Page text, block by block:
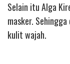
Selain itu Alga
masker.
kulit wajah.